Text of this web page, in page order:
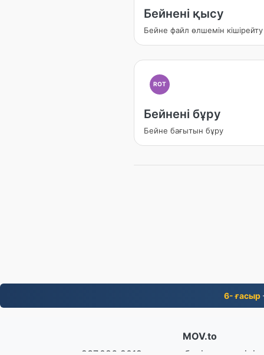
Бейнені қысу
Бейне файл өлшемін кішірейту
ROT
Бейнені бұру
Бейне бағытын бұру
6- ғасыр
MOV.to